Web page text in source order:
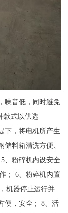
噪音低，同时避免
款式以供选
下，将电机所产生
料箱清洗方便、
、粉碎机内设安全
； 6、粉碎机内置
机器停止运行并
便，安全； 8、活